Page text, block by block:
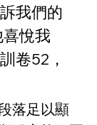
我們的
悅我
卷52，
落足以顯